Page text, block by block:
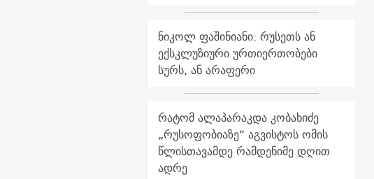
ნიკოლ ფაშინიანი: რუსეთს ან
ექსკლუზიური ურთიერთობები
სურს, ან არაფერი
რატომ ალაპარაკდა კობახიძე
„რუსოფობიაზე“ აგვისტოს ომის
წლისთავამდე რამდენიმე დღით
ადრე